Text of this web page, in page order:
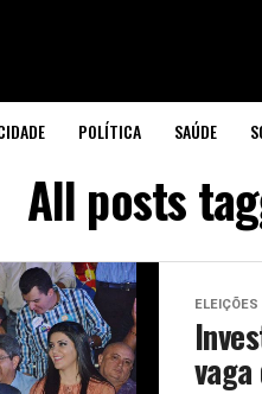
POLÍTICA SAÚDE
All posts
ELEIÇÕES